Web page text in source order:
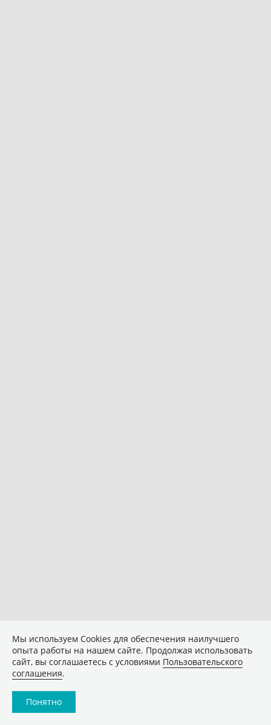
Мы используем Сookies для обеспечения наилучшего
опыта работы на нашем сайте. Продолжая использовать
сайт, вы соглашаетесь с условиями Пользовательского
соглашения.
Понятно